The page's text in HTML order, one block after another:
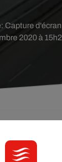
2020 à
Capture
encastré